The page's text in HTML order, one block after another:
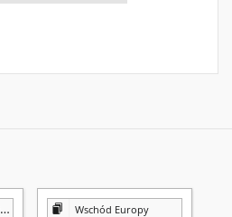
Wschód Europy